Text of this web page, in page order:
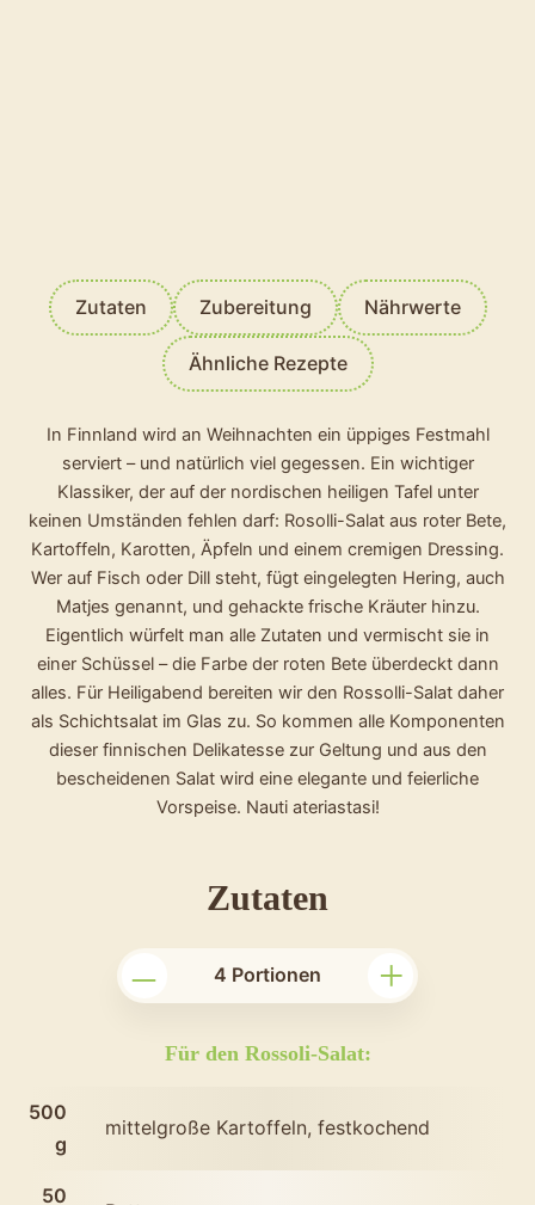
Zutaten Zubereitung Nährwerte
Ähnliche Rezepte
In Finnland wird an Weihnachten ein üppiges Festmahl
serviert – und natürlich viel gegessen. Ein wichtiger
Klassiker, der auf der nordischen heiligen Tafel unter
keinen Umständen fehlen darf: Rosolli-Salat aus roter Bete,
Kartoffeln, Karotten, Äpfeln und einem cremigen Dressing.
Wer auf Fisch oder Dill steht, fügt eingelegten Hering, auch
Matjes genannt, und gehackte frische Kräuter hinzu.
Eigentlich würfelt man alle Zutaten und vermischt sie in
einer Schüssel – die Farbe der roten Bete überdeckt dann
alles. Für Heiligabend bereiten wir den Rossolli-Salat daher
als Schichtsalat im Glas zu. So kommen alle Komponenten
dieser finnischen Delikatesse zur Geltung und aus den
bescheidenen Salat wird eine elegante und feierliche
Vorspeise. Nauti ateriastasi!
Zutaten
Rezept
Salat
– 4 Portionen +
Für den Rossoli-Salat:
500
g
mittelgroße Kartoffeln, festkochend
50